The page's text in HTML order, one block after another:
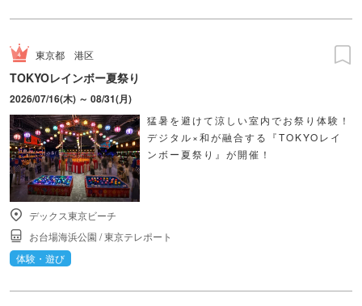
東京都 港区
TOKYOレインボー夏祭り
2026/07/16(木) ～ 08/31(月)
猛暑を避けて涼しい室内でお祭り体験！
デジタル×和が融合する『TOKYOレイ
ンボー夏祭り』が開催！
デックス東京ビーチ
お台場海浜公園 /東京テレポート
体験・遊び